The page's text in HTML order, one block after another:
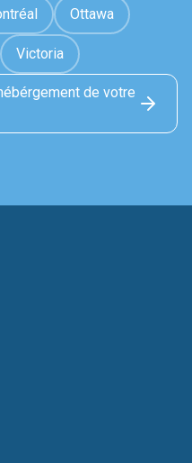
Ottawa
Victoria
de votre